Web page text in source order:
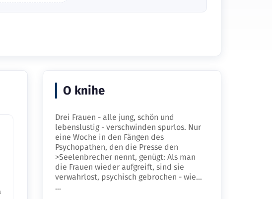
O knihe
Drei Frauen - alle jung, schön und
lebenslustig - verschwinden spurlos. Nur
eine Woche in den Fängen des
Psychopathen, den die Presse den
>Seelenbrecher nennt, genügt: Als man
die Frauen wieder aufgreift, sind sie
verwahrlost, psychisch gebrochen - wie…
...